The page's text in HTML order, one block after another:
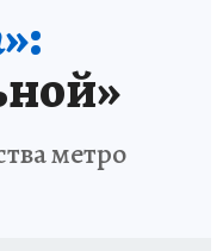
метро